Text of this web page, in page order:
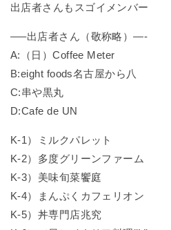
出店者さんもスゴイメンバー
—–出店者さん（敬称略）—-
A:（日）Coffee Meter
B:eight foods名古屋から八
C:串や黒丸
D:Cafe de UN
K-1）ミルクパレット
K-2）多度グリーンファーム
K-3）美味旬菜饗庭
K-4）まんぷくカフェリオン
K-5）丼専門店兆究